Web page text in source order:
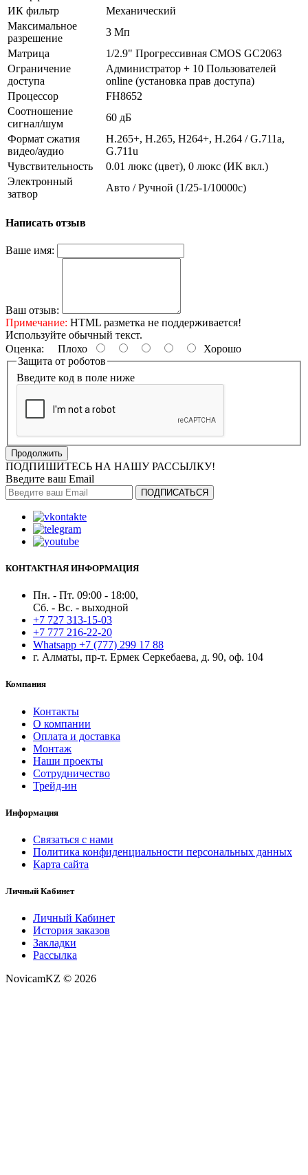
ИК фильтр
Механический
Максимальное
разрешение
3 Мп
Матрица
1/2.9" Прогрессивная CMOS GC2063
Ограничение
доступа
Администратор + 10 Пользователей
online (установка прав доступа)
Процессор
FH8652
Соотношение
сигнал/шум
60 дБ
Формат сжатия
видео/аудио
H.265+, H.265, H264+, H.264 / G.711a,
G.711u
Чувствительность
0.01 люкс (цвет), 0 люкс (ИК вкл.)
Электронный
затвор
Авто / Ручной (1/25-1/10000c)
Написать отзыв
Ваше имя:
Ваш отзыв:
Примечание: HTML разметка не поддерживается!
Используйте обычный текст.
Оценка: Плохо
Хорошо
Защита от роботов
Введите код в поле ниже
Продолжить
ПОДПИШИТЕСЬ НА НАШУ РАССЫЛКУ!
Введите ваш Email
ПОДПИСАТЬСЯ
КОНТАКТНАЯ ИНФОРМАЦИЯ
Пн. - Пт. 09:00 - 18:00,
Сб. - Вс. - выходной
+7 727 313-15-03
+7 777 216-22-20
Whatsapp +7 (777) 299 17 88
г. Алматы, пр-т. Ермек Серкебаева, д. 90, оф. 104
Компания
Контакты
О компании
Оплата и доставка
Монтаж
Наши проекты
Сотрудничество
Трейд-ин
Информация
Связаться с нами
Политика конфиденциальности персональных данных
Карта сайта
Личный Кабинет
Личный Кабинет
История заказов
Закладки
Рассылка
NovicamKZ © 2026